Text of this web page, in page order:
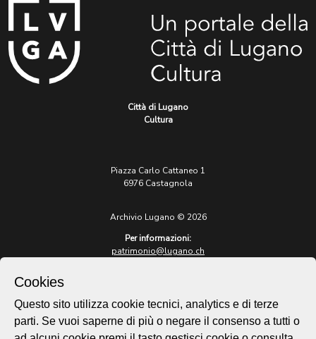
Città di Lugano
Cultura
Piazza Carlo Cattaneo 1
6976 Castagnola
Archivio Lugano © 2026
Per informazioni:
patrimonio@lugano.ch
lugano.ch
Cookie policy
Cookies
Questo sito utilizza cookie tecnici, analytics e di terze
parti. Se vuoi saperne di più o negare il consenso a tutti o